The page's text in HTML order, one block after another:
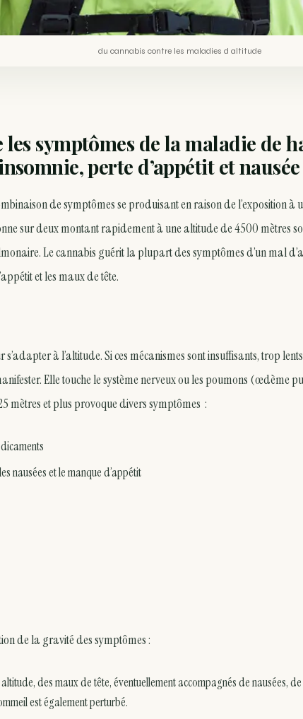
du cannabis contre les maladies d altitude
symptômes de la maladie de
perte d’appétit et nausée
de symptômes se produisant en raison de l’exposition à
sur deux montant rapidement à une altitude de 4500 mètres
Le cannabis guérit la plupart des symptômes d’un mal
et les maux de tête.
à l’altitude. Si ces mécanismes sont insuffisants, trop
Elle touche le système nerveux ou les poumons (œdème
mètres et plus provoque divers symptômes :
nausées et le manque d’appétit
de la gravité des symptômes :
des maux de tête, éventuellement accompagnés de nausées, de
est également perturbé.